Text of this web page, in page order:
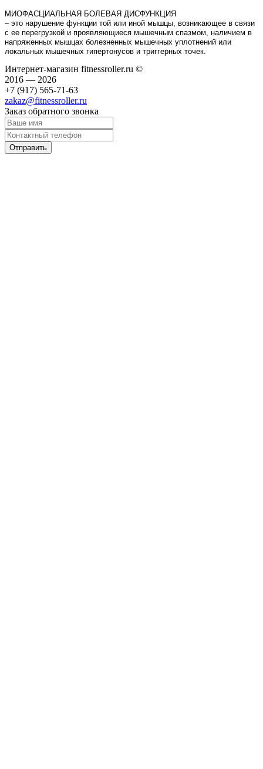
МИОФАСЦИАЛЬНАЯ БОЛЕВАЯ ДИСФУНКЦИЯ
– это нарушение функции той или иной мышцы, возникающее в связи
с ее перегрузкой и проявляющиеся мышечным спазмом, наличием в
напряженных мышцах болезненных мышечных уплотнений или
локальных мышечных гипертонусов и триггерных точек.
Интернет-магазин fitnessroller.ru ©
2016 — 2026
+7 (917) 565-71-63
zakaz@fitnessroller.ru
Заказ обратного звонка
Отправить